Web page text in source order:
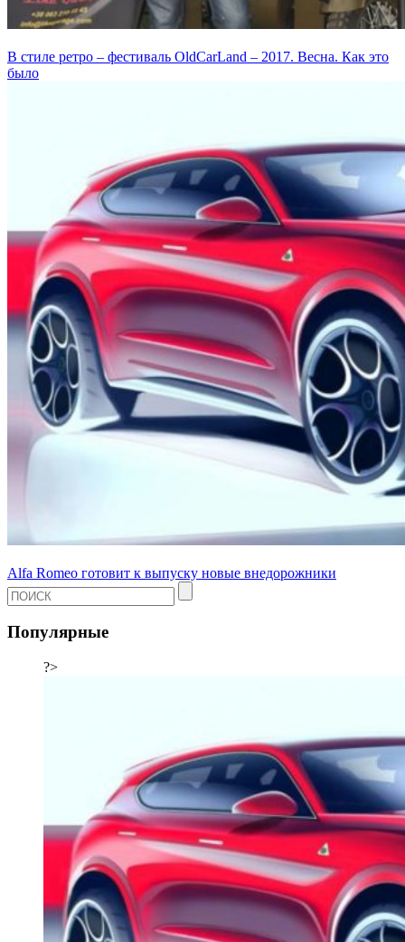
В стиле ретро – фестиваль OldCarLand – 2017. Весна. Как это
было
Alfa Romeo готовит к выпуску новые внедорожники
Популярные
?>